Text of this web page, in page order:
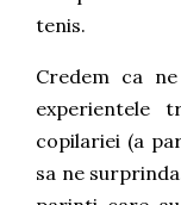
tenis.
Credem ca
experientele
copilariei (a
sa ne